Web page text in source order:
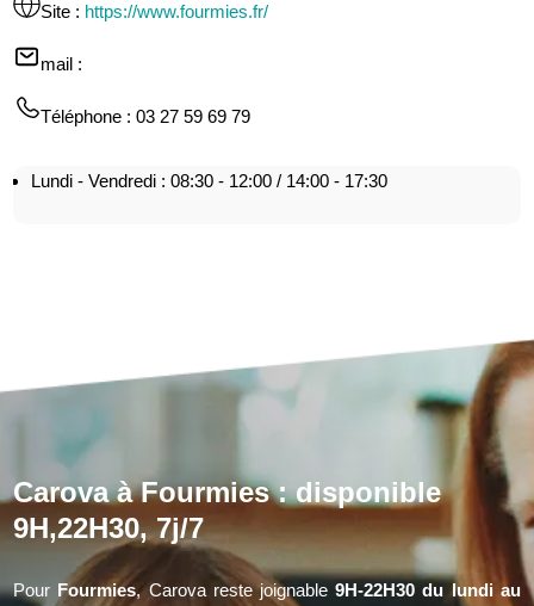
Site : https://www.fourmies.fr/
mail :
Téléphone : 03 27 59 69 79
Lundi - Vendredi : 08:30 - 12:00 / 14:00 - 17:30
Carova à Fourmies : disponible
9H,22H30, 7j/7
Pour Fourmies, Carova reste joignable9H-22H30 du lundi au